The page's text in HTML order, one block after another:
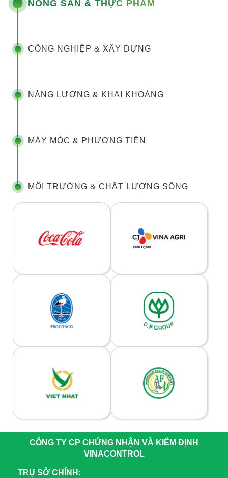
NÔNG SẢN & THỰC PHẨM
CÔNG NGHIỆP & XÂY DỰNG
NĂNG LƯỢNG & KHAI KHOÁNG
MÁY MÓC & PHƯƠNG TIỆN
MÔI TRƯỜNG & CHẤT LƯỢNG SỐNG
CÔNG TY CP CHỨNG NHẬN VÀ KIỂM ĐỊNH
VINACONTROL
TRỤ SỞ CHÍNH: